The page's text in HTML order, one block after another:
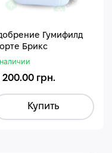
Гумифилд
Брикс
200.00 грн.
Купить